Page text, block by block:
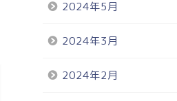
2024年5月
2024年3月
2024年2月